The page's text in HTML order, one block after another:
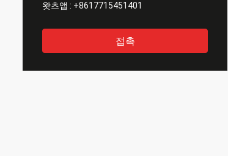
왓츠앱 : +8617715451401
접촉